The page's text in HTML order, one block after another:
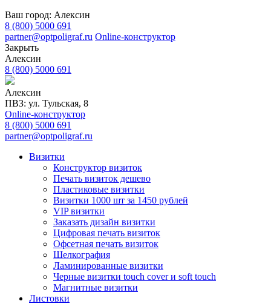
Ваш город: Алексин
8 (800) 5000 691
partner@optpoligraf.ru Online-конструктор
Закрыть
Алексин
8 (800) 5000 691
Алексин
ПВЗ: ул. Тульская, 8
Online-конструктор
8 (800) 5000 691
partner@optpoligraf.ru
Визитки
Конструктор визиток
Печать визиток дешево
Пластиковые визитки
Визитки 1000 шт за 1450 рублей
VIP визитки
Заказать дизайн визитки
Цифровая печать визиток
Офсетная печать визиток
Шелкография
Ламинированные визитки
Черные визитки touch cover и soft touch
Магнитные визитки
Листовки